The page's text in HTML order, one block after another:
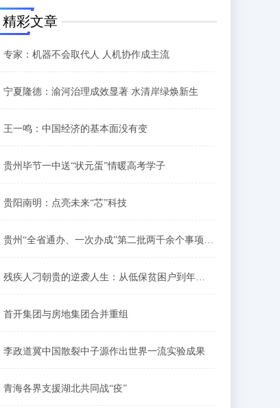
精彩文章
专家：机器不会取代人 人机协作成主流
宁夏隆德：渝河治理成效显著 水清岸绿焕新生
王一鸣：中国经济的基本面没有变
贵州毕节一中送“状元蛋”情暖高考学子
贵阳南明：点亮未来“芯”科技
贵州“全省通办、一次办成”第二批两千余个事项全面上线
残疾人刁朝贵的逆袭人生：从低保贫困户到年销百万致富带头人
首开集团与房地集团合并重组
李政道冀中国散裂中子源作出世界一流实验成果
青海各界支援湖北共同战“疫”